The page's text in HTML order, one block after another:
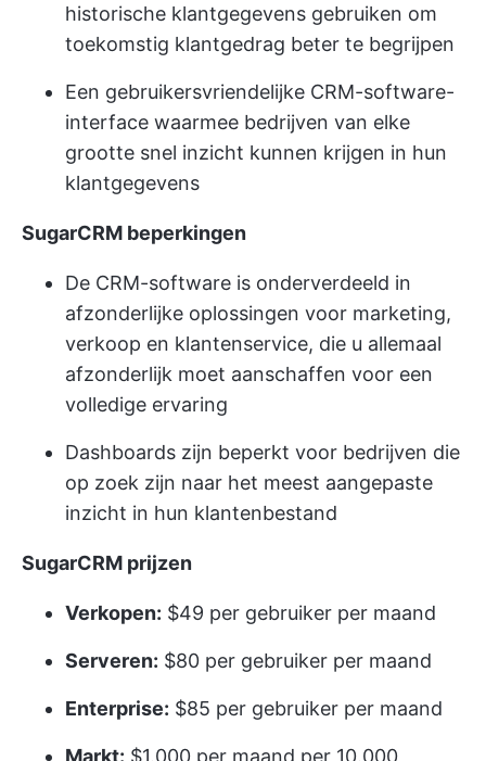
historische klantgegevens gebruiken om
toekomstig klantgedrag beter te begrijpen
Een gebruikersvriendelijke CRM-software-
interface waarmee bedrijven van elke
grootte snel inzicht kunnen krijgen in hun
klantgegevens
SugarCRM beperkingen
De CRM-software is onderverdeeld in
afzonderlijke oplossingen voor marketing,
verkoop en klantenservice, die u allemaal
afzonderlijk moet aanschaffen voor een
volledige ervaring
Dashboards zijn beperkt voor bedrijven die
op zoek zijn naar het meest aangepaste
inzicht in hun klantenbestand
SugarCRM prijzen
Verkopen: $49 per gebruiker per maand
Serveren: $80 per gebruiker per maand
Enterprise: $85 per gebruiker per maand
Markt: $1.000 per maand per 10.000